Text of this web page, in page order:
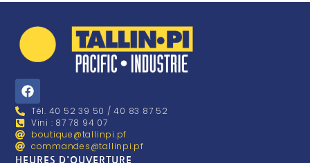
Tél. 40 52 39 50 / 40 83 87 52
Vini : 87 78 94 07
boutique@tallinpi.pf
commandes@tallinpi.pf
HEURES D'OUVERTURE